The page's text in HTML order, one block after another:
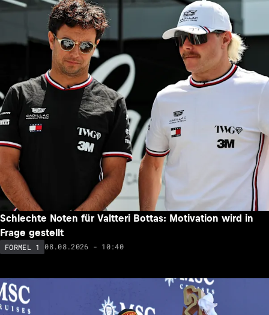
Schlechte Noten für Valtteri Bottas: Motivation wird in
Frage gestellt
FORMEL 1 08.08.2026 - 10:40